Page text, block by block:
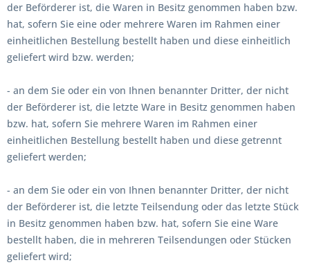
der Beförderer ist, die Waren in Besitz genommen haben bzw.
hat, sofern Sie eine oder mehrere Waren im Rahmen einer
einheitlichen Bestellung bestellt haben und diese einheitlich
geliefert wird bzw. werden;
- an dem Sie oder ein von Ihnen benannter Dritter, der nicht
der Beförderer ist, die letzte Ware in Besitz genommen haben
bzw. hat, sofern Sie mehrere Waren im Rahmen einer
einheitlichen Bestellung bestellt haben und diese getrennt
geliefert werden;
- an dem Sie oder ein von Ihnen benannter Dritter, der nicht
der Beförderer ist, die letzte Teilsendung oder das letzte Stück
in Besitz genommen haben bzw. hat, sofern Sie eine Ware
bestellt haben, die in mehreren Teilsendungen oder Stücken
geliefert wird;